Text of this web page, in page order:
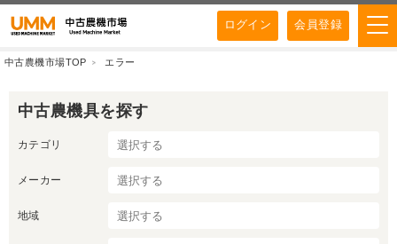
ログイン 会員登録
中古農機市場TOP エラー
中古農機具を探す
カテゴリ
メーカー
地域